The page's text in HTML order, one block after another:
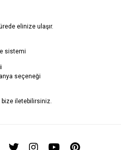
elinize ulaşır.
sistemi
seçeneği
iletebilirsiniz.